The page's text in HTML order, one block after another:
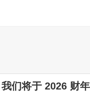
我们将于 2026 财